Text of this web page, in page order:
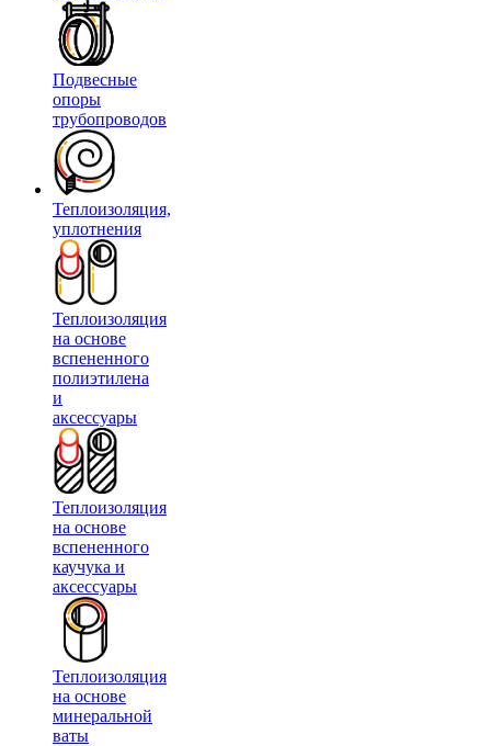
Подвесные
опоры
трубопроводов
Теплоизоляция,
уплотнения
Теплоизоляция
на основе
вспененного
полиэтилена
и
аксессуары
Теплоизоляция
на основе
вспененного
каучука и
аксессуары
Теплоизоляция
на основе
минеральной
ваты